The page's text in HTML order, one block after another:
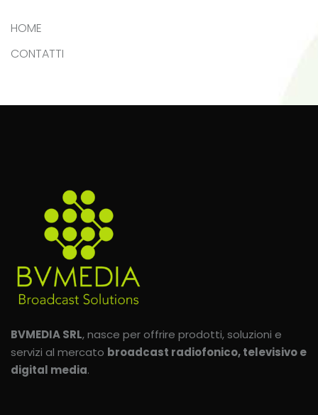
HOME
CONTATTI
BVMEDIA SRL, nasce per offrire prodotti, soluzioni e
servizi al mercato broadcast radiofonico, televisivo e
digital media.